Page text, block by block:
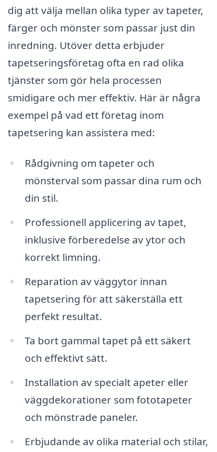
dig att välja mellan olika typer av tapeter,
färger och mönster som passar just din
inredning. Utöver detta erbjuder
tapetseringsföretag ofta en rad olika
tjänster som gör hela processen
smidigare och mer effektiv. Här är några
exempel på vad ett företag inom
tapetsering kan assistera med:
Rådgivning om tapeter och
mönsterval som passar dina rum och
din stil.
Professionell applicering av tapet,
inklusive förberedelse av ytor och
korrekt limning.
Reparation av väggytor innan
tapetsering för att säkerställa ett
perfekt resultat.
Ta bort gammal tapet på ett säkert
och effektivt sätt.
Installation av specialt apeter eller
väggdekorationer som fototapeter
och mönstrade paneler.
Erbjudande av olika material och stilar,